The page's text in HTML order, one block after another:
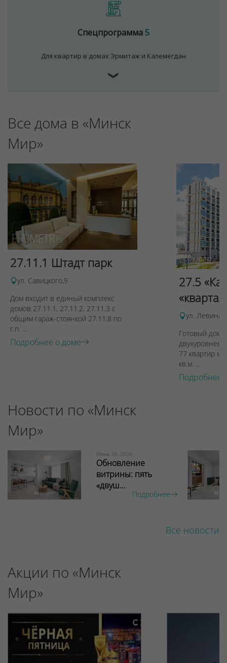
Спецпрограмма5
Для квартир в домах Эрмитаж и Калемегдан
❯
Все дома в «Минск
Мир»
27.11.1 Штадт парк
ул. Савицкого,9
Дом входит в единый комплекс
домов 27.11.1, 27.11.2, 27.11.3 с
общим гараж-стоянкой 27.11.8 по
г.п. ...
Подробнее о доме
27.5
ул. Левина,
Готовый дом
77 квартир
кв.м. ...
Подробнее
Новости по «Минск
Мир»
Июнь 26, 2026
Обновление
витрины: пять
«двуш...
Подробнее
Все новости
Акции по «Минск
Мир»